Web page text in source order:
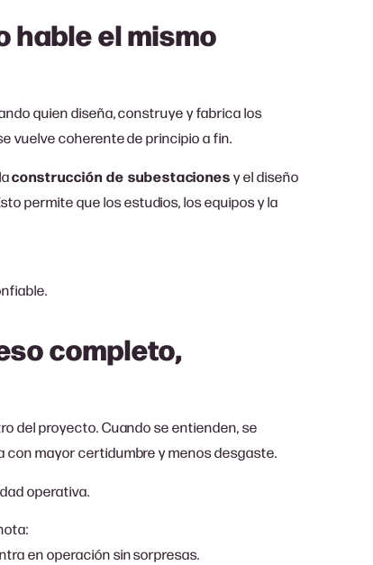
hable el mismo
quien diseña, construye y fabrica los
vuelve coherente de principio a fin.
construcción de subestacionesy el diseño
permite que los estudios, los equipos y la
completo,
del proyecto. Cuando se entienden, se
mayor certidumbre y menos desgaste.
operativa.
en operación sin sorpresas.